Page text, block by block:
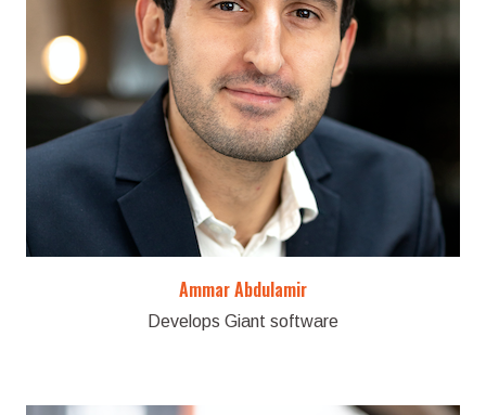
Ammar Abdulamir
Develops Giant software